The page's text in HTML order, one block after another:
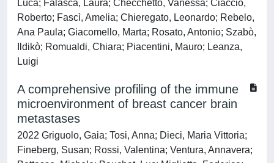
Luca; Falasca, Laura; Checchetto, Vanessa; Ciaccio,
Roberto; Fascì, Amelia; Chieregato, Leonardo; Rebelo,
Ana Paula; Giacomello, Marta; Rosato, Antonio; Szabò,
Ildikò; Romualdi, Chiara; Piacentini, Mauro; Leanza,
Luigi
A comprehensive profiling of the immune
microenvironment of breast cancer brain
metastases
2022 Griguolo, Gaia; Tosi, Anna; Dieci, Maria Vittoria;
Fineberg, Susan; Rossi, Valentina; Ventura, Annavera;